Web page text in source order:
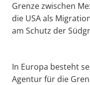
Grenze zwischen
die USA als
am Schutz der
In Europa besteht
Agentur für die